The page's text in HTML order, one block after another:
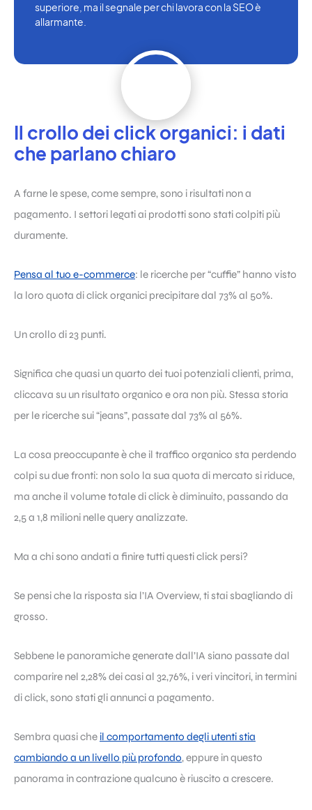
superiore, ma il segnale per chi lavora con la SEO è
allarmante.
Il crollo dei click organici: i dati
che parlano chiaro
A farne le spese, come sempre, sono i risultati non a
pagamento. I settori legati ai prodotti sono stati colpiti più
duramente.
Pensa al tuo e-commerce: le ricerche per “cuffie” hanno visto
la loro quota di click organici precipitare dal 73% al 50%.
Un crollo di 23 punti.
Significa che quasi un quarto dei tuoi potenziali clienti, prima,
cliccava su un risultato organico e ora non più. Stessa storia
per le ricerche sui “jeans”, passate dal 73% al 56%.
La cosa preoccupante è che il traffico organico sta perdendo
colpi su due fronti: non solo la sua quota di mercato si riduce,
ma anche il volume totale di click è diminuito, passando da
2,5 a 1,8 milioni nelle query analizzate.
Ma a chi sono andati a finire tutti questi click persi?
Se pensi che la risposta sia l’IA Overview, ti stai sbagliando di
grosso.
Sebbene le panoramiche generate dall’IA siano passate dal
comparire nel 2,28% dei casi al 32,76%, i veri vincitori, in termini
di click, sono stati gli annunci a pagamento.
Sembra quasi che il comportamento degli utenti stia
cambiando a un livello più profondo, eppure in questo
panorama in contrazione qualcuno è riuscito a crescere.